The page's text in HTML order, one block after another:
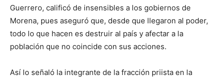
Guerrero, calificó de insensibles a los gobiernos de
Morena, pues aseguró que, desde que llegaron al poder,
todo lo que hacen es destruir al país y afectar a la
población que no coincide con sus acciones.
Así lo señaló la integrante de la fracción priista en la